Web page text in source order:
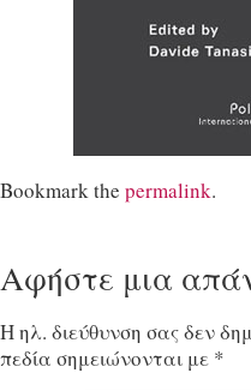
Bookmark the permalink.
Αφήστε μια
Η ηλ. διεύθυνση σας δεν
πεδία σημειώνονται με *